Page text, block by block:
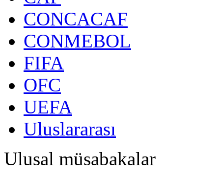
CONCACAF
CONMEBOL
FIFA
OFC
UEFA
Uluslararası
Ulusal müsabakalar